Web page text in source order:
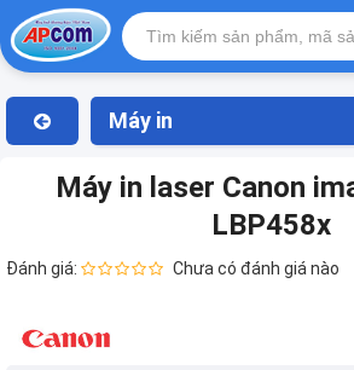
Máy in
Máy in laser Canon
LBP458x
Đánh giá: Chưa có đánh giá nào